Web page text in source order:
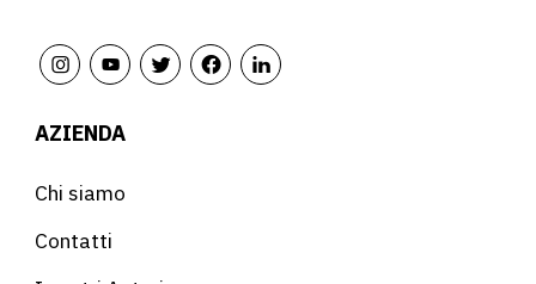
AZIENDA
Chi siamo
Contatti